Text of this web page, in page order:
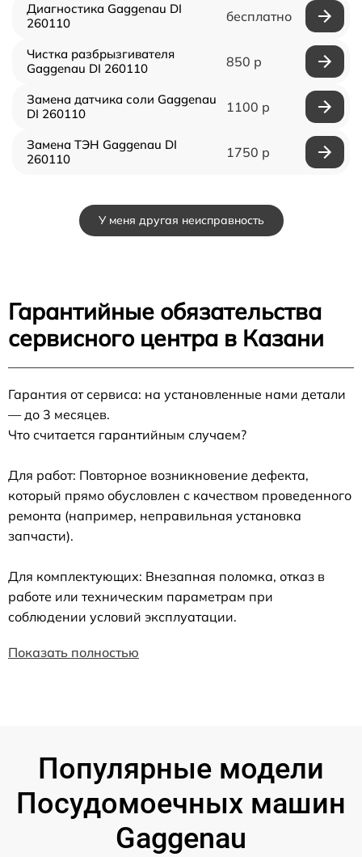
Диагностика Gaggenau DI
260110
бесплатно
Чистка разбрызгивателя
Gaggenau DI 260110
850 р
Замена датчика соли Gaggenau
DI 260110
1100 р
Замена ТЭН Gaggenau DI
260110
1750 р
У меня другая неисправность
Гарантийные обязательства
сервисного центра в Казани
Гарантия от сервиса: на установленные нами детали
— до 3 месяцев.
Что считается гарантийным случаем?
Для работ: Повторное возникновение дефекта,
который прямо обусловлен с качеством проведенного
ремонта (например, неправильная установка
запчасти).
Для комплектующих: Внезапная поломка, отказ в
работе или техническим параметрам при
соблюдении условий эксплуатации.
Показать полностью
Популярные модели
Посудомоечных машин
Gaggenau